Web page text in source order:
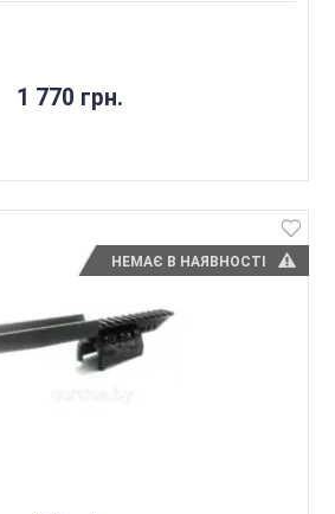
1 770 грн.
НЕМАЄ В НАЯВНОСТІ